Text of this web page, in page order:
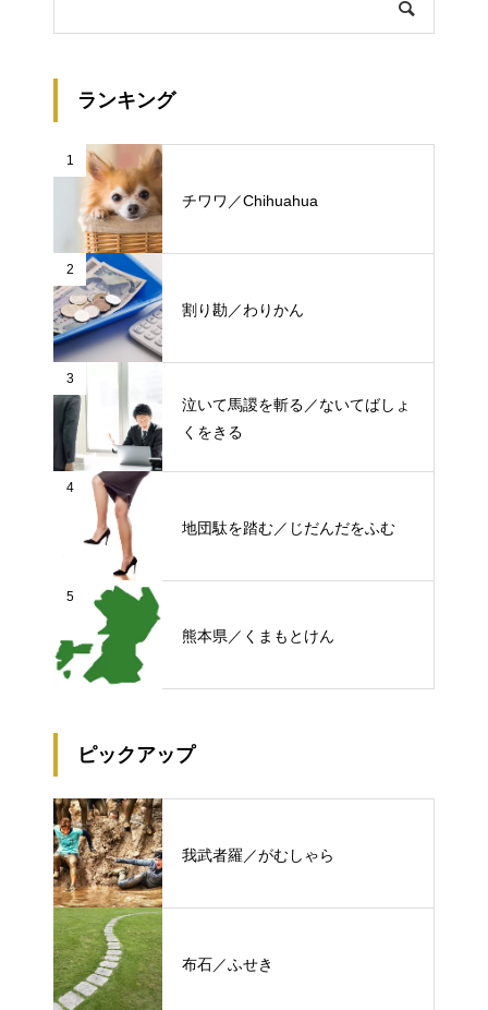
ランキング
1
チワワ／Chihuahua
2
割り勘／わりかん
3
泣いて馬謖を斬る／ないてばしょ
くをきる
4
地団駄を踏む／じだんだをふむ
5
熊本県／くまもとけん
ピックアップ
我武者羅／がむしゃら
布石／ふせき